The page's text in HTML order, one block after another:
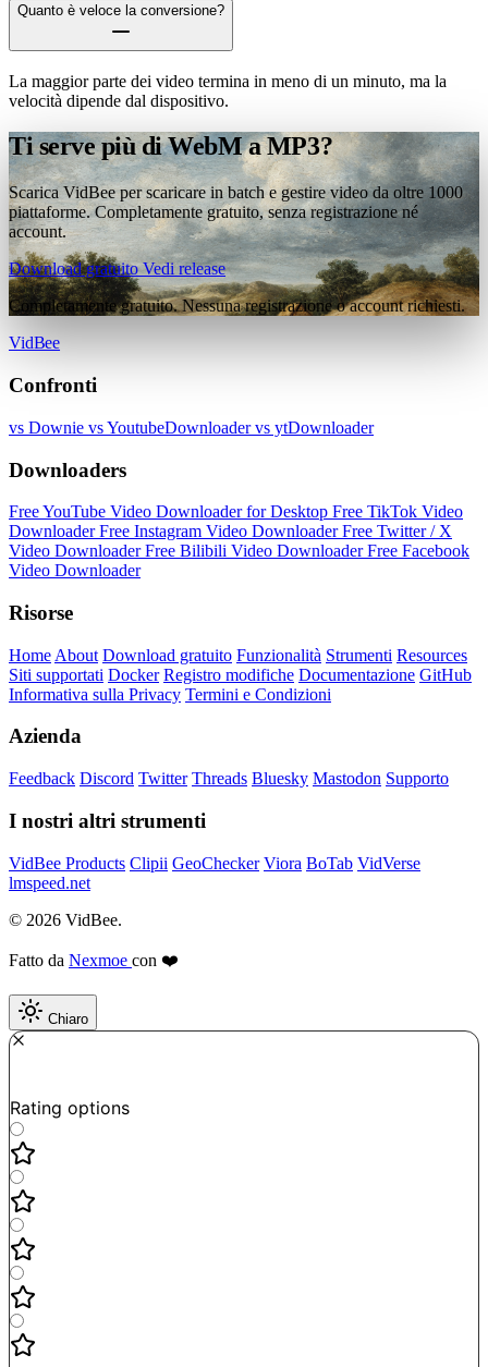
Quanto è veloce la conversione?
La maggior parte dei video termina in meno di un minuto, ma la
velocità dipende dal dispositivo.
Ti serve più di WebM a MP3?
Scarica VidBee per scaricare in batch e gestire video da oltre 1000
piattaforme. Completamente gratuito, senza registrazione né
account.
Download gratuitoVedi release
Completamente gratuito. Nessuna registrazione o account richiesti.
VidBee
Confronti
vs Downie vs YoutubeDownloadervs ytDownloader
Downloaders
Free YouTube Video Downloader for Desktop Free TikTok Video
DownloaderFree Instagram Video DownloaderFree Twitter / X
Video DownloaderFree Bilibili Video DownloaderFree Facebook
Video Downloader
Risorse
Home About Download gratuito Funzionalità Strumenti Resources
Siti supportati Docker Registro modifiche Documentazione GitHub
Informativa sulla Privacy Termini e Condizioni
Azienda
Feedback Discord Twitter Threads Bluesky Mastodon Supporto
I nostri altri strumenti
VidBee Products Clipii GeoChecker Viora BoTab VidVerse
lmspeed.net
© 2026 VidBee.
Fatto da Nexmoe con ❤️
Chiaro
Rating options